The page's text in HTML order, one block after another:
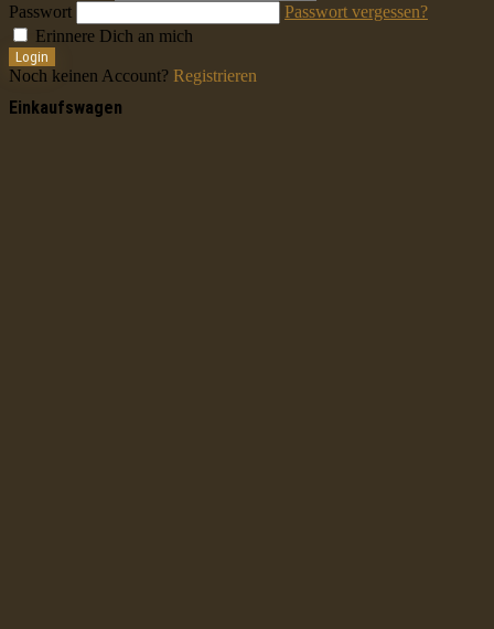
Passwort
Passwort vergessen?
Erinnere Dich an mich
Login
Noch keinen Account? Registrieren
Einkaufswagen